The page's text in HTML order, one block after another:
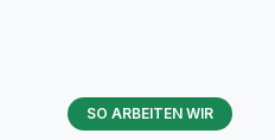
SO ARBEITEN WIR